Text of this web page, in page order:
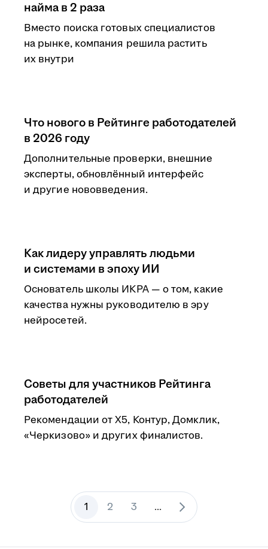
найма в 2 раза
Вместо поиска готовых специалистов
на рынке, компания решила растить
их внутри
Что нового в Рейтинге работодателей
в 2026 году
Дополнительные проверки, внешние
эксперты, обновлённый интерфейс
и другие нововведения.
Как лидеру управлять людьми
и системами в эпоху ИИ
Основатель школы ИКРА — о том, какие
качества нужны руководителю в эру
нейросетей.
Советы для участников Рейтинга
работодателей
Рекомендации от Х5, Контур, Домклик,
«Черкизово» и других финалистов.
1 2 3 ...